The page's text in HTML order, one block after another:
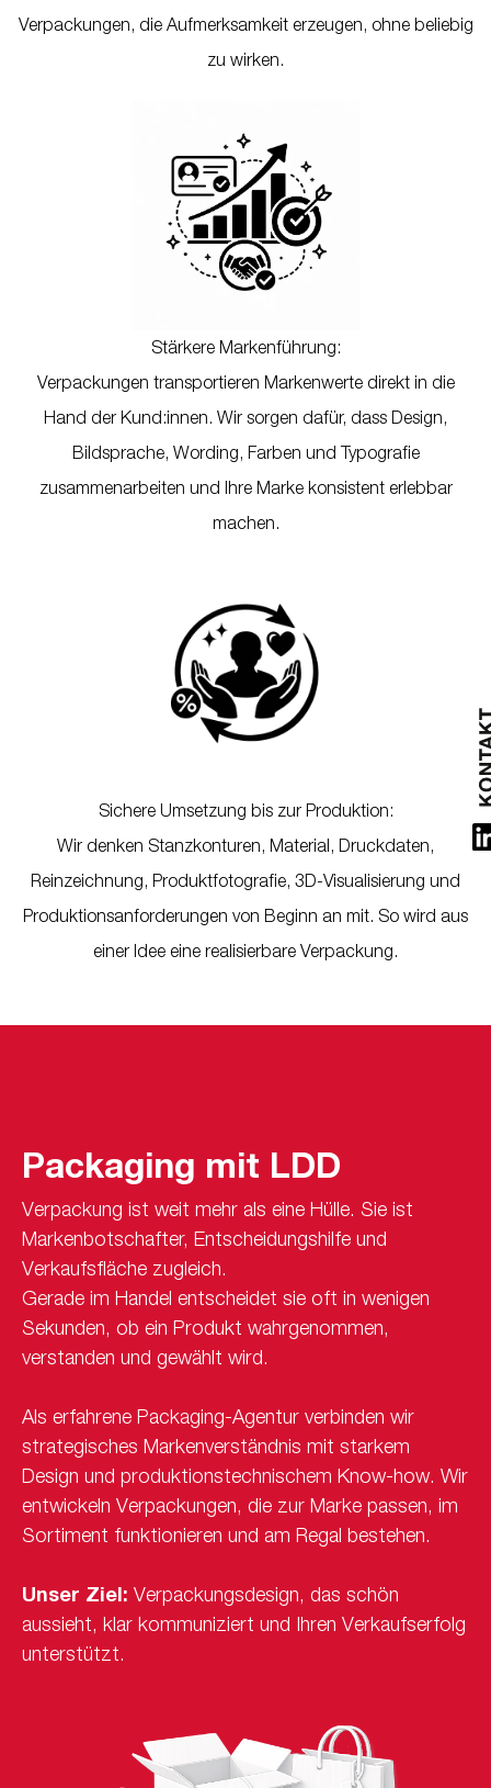
Verpackungen, die Aufmerksamkeit erzeugen, ohne beliebig
zu wirken.
Stärkere Markenführung:
Verpackungen transportieren Markenwerte direkt in die
Hand der Kund:innen. Wir sorgen dafür, dass Design,
Bildsprache, Wording, Farben und Typografie
zusammenarbeiten und Ihre Marke konsistent erlebbar
machen.
Sichere Umsetzung bis zur Produktion:
Wir denken Stanzkonturen, Material, Druckdaten,
Reinzeichnung, Produktfotografie, 3D-Visualisierung und
Produktionsanforderungen von Beginn an mit. So wird aus
einer Idee eine realisierbare Verpackung.
Packaging mit LDD
Verpackung ist weit mehr als eine Hülle. Sie ist
Markenbotschafter, Entscheidungshilfe und
Verkaufsfläche zugleich.
Gerade im Handel entscheidet sie oft in wenigen
Sekunden, ob ein Produkt wahrgenommen,
verstanden und gewählt wird.
Als erfahrene Packaging-Agentur verbinden wir
strategisches Markenverständnis mit starkem
Design und produktionstechnischem Know-how. Wir
entwickeln Verpackungen, die zur Marke passen, im
Sortiment funktionieren und am Regal bestehen.
Unser Ziel: Verpackungsdesign, das schön
aussieht, klar kommuniziert und Ihren Verkaufserfolg
unterstützt.